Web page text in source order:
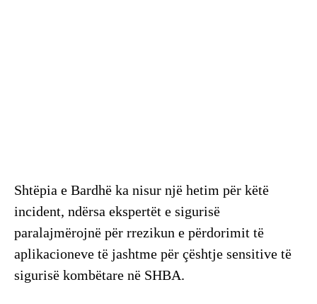
Shtëpia e Bardhë ka nisur një hetim për këtë
incident, ndërsa ekspertët e sigurisë
paralajmërojnë për rrezikun e përdorimit të
aplikacioneve të jashtme për çështje sensitive të
sigurisë kombëtare në SHBA.